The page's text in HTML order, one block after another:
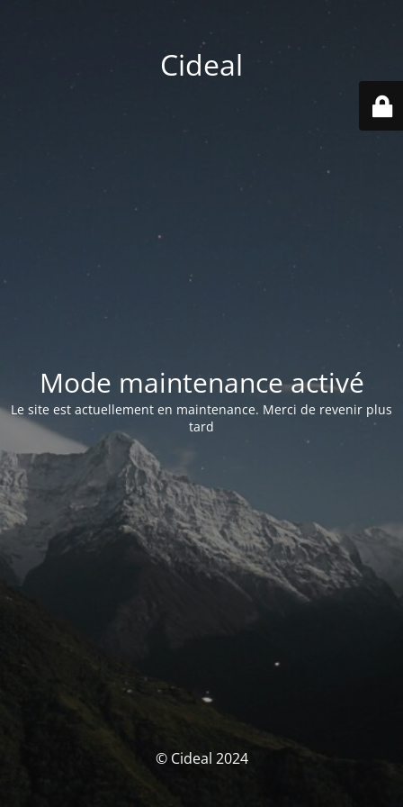
Cideal
Mode maintenance activé
Le site est actuellement en maintenance. Merci de revenir plus
tard
© Cideal 2024